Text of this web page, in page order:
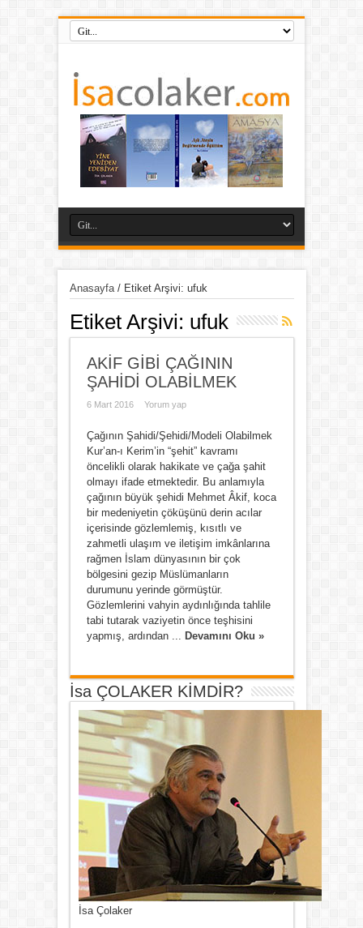
Anasayfa/ Etiket Arşivi: ufuk
Etiket Arşivi: ufuk
AKİF GİBİ ÇAĞININ
ŞAHİDİ OLABİLMEK
6 Mart 2016 Yorum yap
Çağının Şahidi/Şehidi/Modeli Olabilmek
Kur’an-ı Kerim’in “şehit” kavramı
öncelikli olarak hakikate ve çağa şahit
olmayı ifade etmektedir. Bu anlamıyla
çağının büyük şehidi Mehmet Âkif, koca
bir medeniyetin çöküşünü derin acılar
içerisinde gözlemlemiş, kısıtlı ve
zahmetli ulaşım ve iletişim imkânlarına
rağmen İslam dünyasının bir çok
bölgesini gezip Müslümanların
durumunu yerinde görmüştür.
Gözlemlerini vahyin aydınlığında tahlile
tabi tutarak vaziyetin önce teşhisini
yapmış, ardından ... Devamını Oku »
İsa ÇOLAKER KİMDİR?
İsa Çolaker